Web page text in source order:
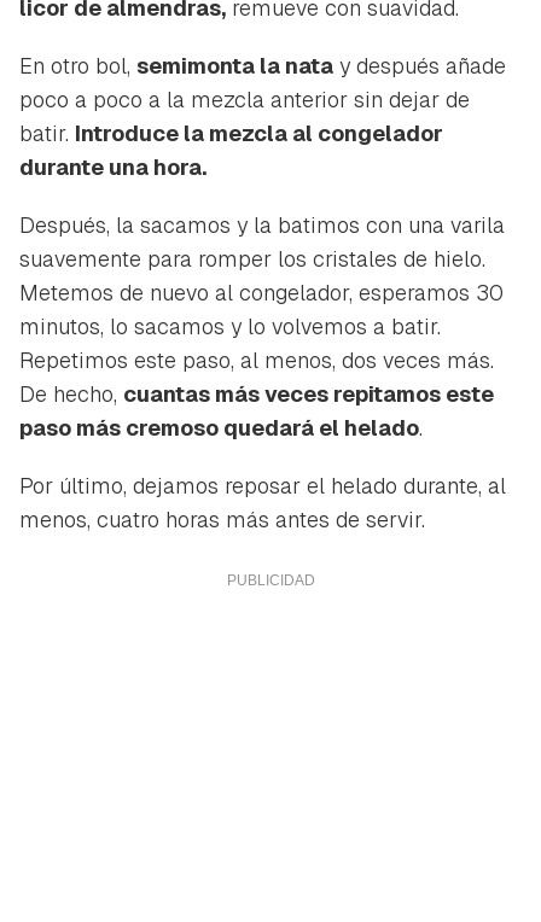
Para poder guardar como favorito, primero has de
INICIAR SESIÓN CANCELAR
licor de almendras, remueve con suavidad.
En otro bol, semimonta la nata y después añade
poco a poco a la mezcla anterior sin dejar de
batir. Introduce la mezcla al congelador
durante una hora.
Después, la sacamos y la batimos con una varila
suavemente para romper los cristales de hielo.
Metemos de nuevo al congelador, esperamos 30
minutos, lo sacamos y lo volvemos a batir.
Repetimos este paso, al menos, dos veces más.
De hecho, cuantas más veces repitamos este
paso más cremoso quedará el helado.
Por último, dejamos reposar el helado durante, al
menos, cuatro horas más antes de servir.
Gracias por suscribirte a nuestro boletín.
ACEPTAR